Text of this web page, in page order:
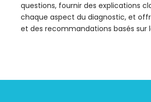
questions, fournir des explications
chaque aspect du diagnostic, et
et des recommandations basés sur